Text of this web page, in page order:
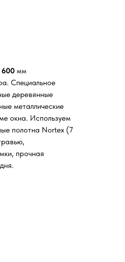
600 мм
Специальное
деревянные
металлические
окна. Используем
полотна Nortex (7
прочная